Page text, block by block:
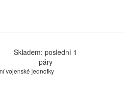
Skladem: poslední 1
páry
vojenské jednotky